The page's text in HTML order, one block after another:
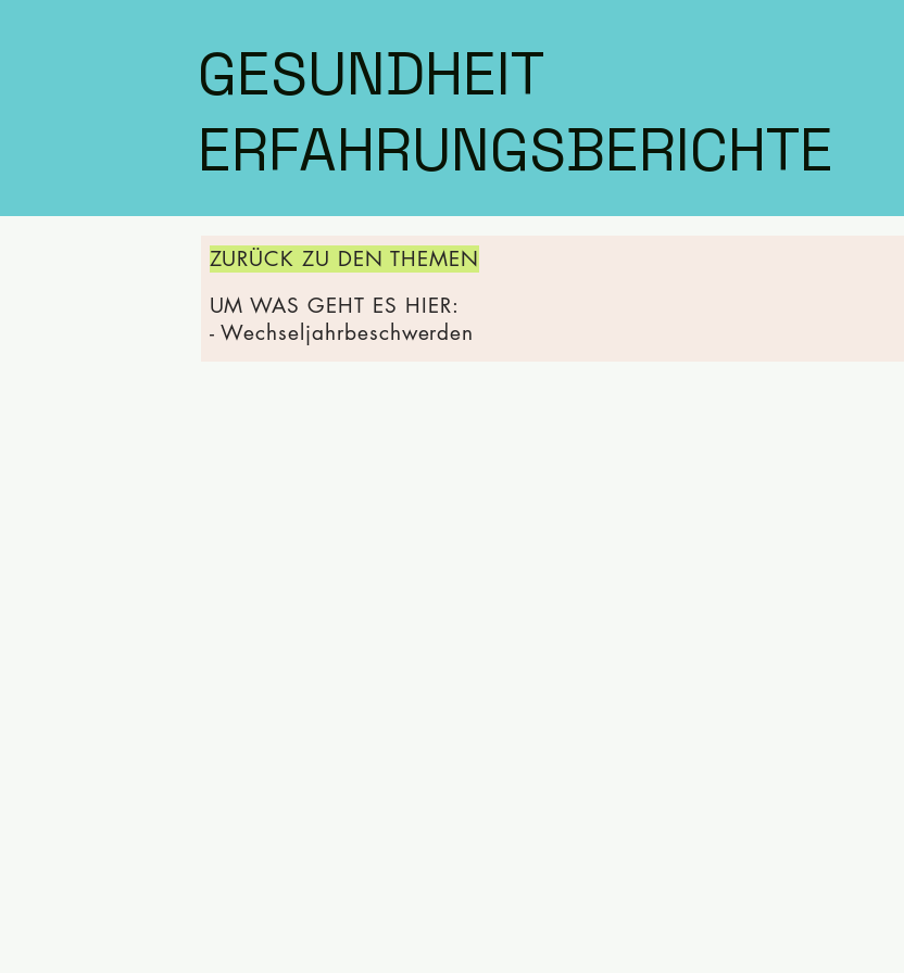
GESUNDHEIT
ERFAHRUNGSBERICHTE
ZURÜCK ZU DEN THEMEN
UM WAS GEHT ES HIER:
- Wechseljahrbeschwerden